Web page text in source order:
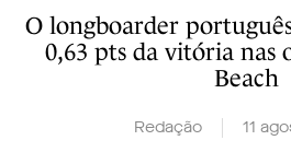
O longboarder
0,63 pts da vitória nas
Beach
Redação 11